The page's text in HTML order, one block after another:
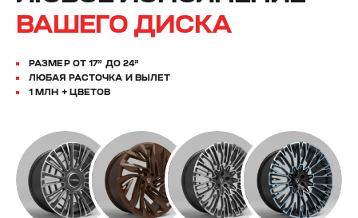
ВАШЕГО ДИСКА
РАЗМЕР ОТ 17” ДО 24”
ЛЮБАЯ РАСТОЧКА И ВЫЛЕТ
1 МЛН + ЦВЕТОВ